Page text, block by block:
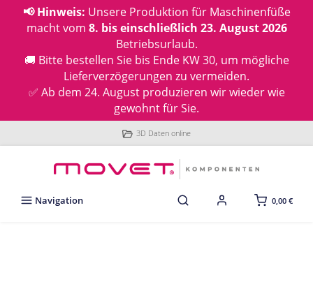
📢 Hinweis: Unsere Produktion für Maschinenfüße
macht vom 8. bis einschließlich 23. August 2026
Betriebsurlaub.
🚚 Bitte bestellen Sie bis Ende KW 30, um mögliche
Lieferverzögerungen zu vermeiden.
✅ Ab dem 24. August produzieren wir wieder wie
gewohnt für Sie.
3D Daten online
Navigation 0,00 €